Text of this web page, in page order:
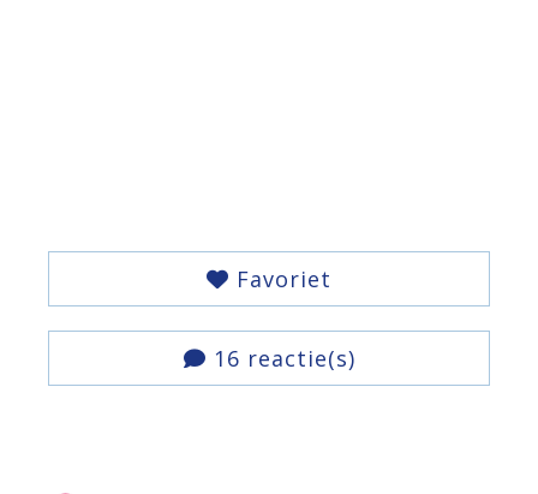
Favoriet
16 reactie(s)